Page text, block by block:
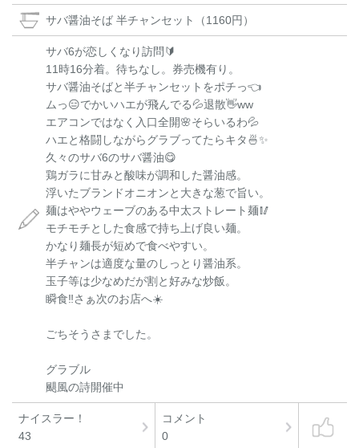
サバ醤油そば 半チャンセット（1160円）
サバ6が恋しくなり訪問🔰
11時16分着。待ちなし。券売機有り。
サバ醤油そばと半チャンセットをポチっ👈
ムっ😑でかいハエが飛んでる💦退散👋ww
エアコンではなく入口全開🌸そらいるわ💦
ハエと格闘しながらグラブってたらキタ🍜✨
久々のサバ6のサバ醤油😋
鶏ガラに甘みと酸味が調和した醤油感。
浮いたブランドオニオンと大きな葱で旨い。
麺はややウェーブのある中太ストレート麺🥢
モチモチとした食感で持ち上げ良い麺。
かなり麺長が短めで食べやすい。
半チャンは適度な量のしっとり醤油系。
玉子等は少なめだが割と好みな炒飯。
瞬食‼️さぁ次のお店へ☀️
ごちそうさまでした。
グラブル
颶風の詩開催中
ナイスラー！
43
コメント
0